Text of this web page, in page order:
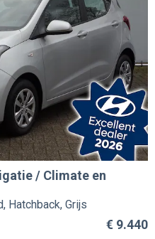
/ Climate en
Hatchback, Grijs
€ 9.440